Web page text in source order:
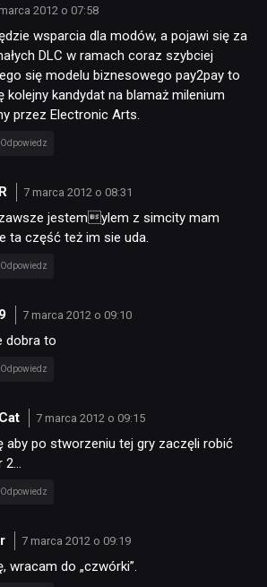
JUŻ GRALIŚMY
2012 o 07:58
wsparcia dla modów, a pojawi się za
DLC w ramach coraz szybciej
się modelu biznesowego pay2pay to
kolejny kandydat na blamaż milenium
przez Electronic Arts.
Odpowiedz
7 marca 2012 o 08:31
jestemylem z simcity mam
ta część też im sie uda.
Odpowiedz
7 marca 2012 o 09:10
dobra to
Odpowiedz
7 marca 2012 o 09:15
aby po stworzeniu tej gry zaczęli robić
2…
Odpowiedz
7 marca 2012 o 09:19
wracam do „czwórki”.